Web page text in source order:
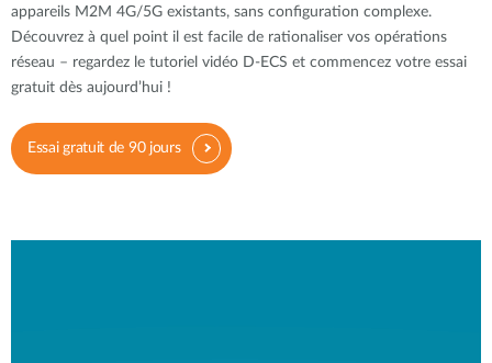
appareils M2M 4G/5G existants, sans configuration complexe.
Découvrez à quel point il est facile de rationaliser vos opérations
réseau – regardez le tutoriel vidéo D-ECS et commencez votre essai
gratuit dès aujourd’hui !
Essai gratuit de 90 jours